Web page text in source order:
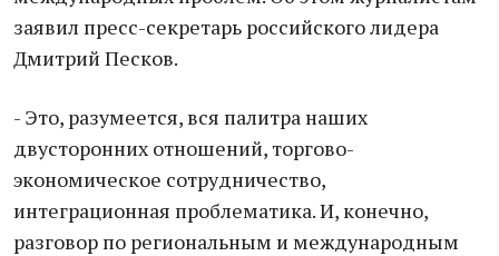
заявил пресс-секретарь российского лидера
Дмитрий Песков.
- Это, разумеется, вся палитра наших
двусторонних отношений, торгово-
экономическое сотрудничество,
интеграционная проблематика. И, конечно,
разговор по региональным и международным